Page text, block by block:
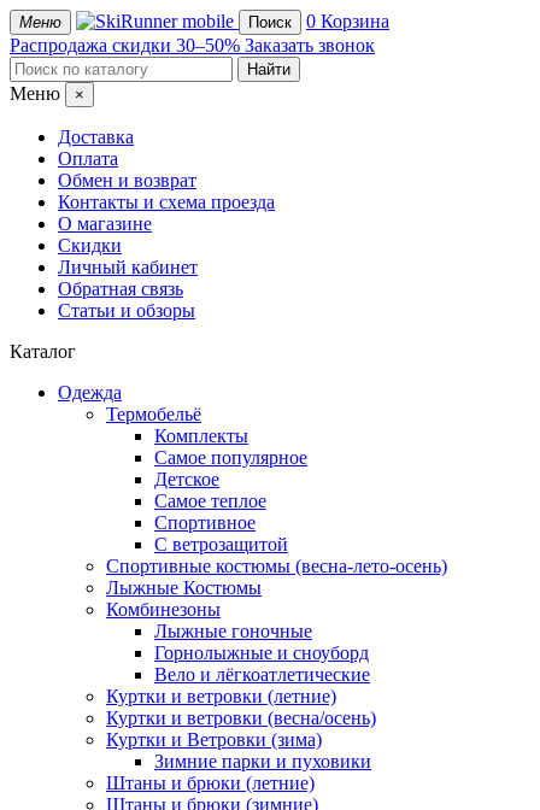
Меню mobile Поиск 0 Корзина
Распродажа скидки 30–50% Заказать звонок
Меню ×
Доставка
Оплата
Обмен и возврат
Контакты и схема проезда
О магазине
Скидки
Личный кабинет
Обратная связь
Статьи и обзоры
Каталог
Одежда
Термобельё
Комплекты
Самое популярное
Детское
Самое теплое
Спортивное
С ветрозащитой
Спортивные костюмы (весна-лето-осень)
Лыжные Костюмы
Комбинезоны
Лыжные гоночные
Горнолыжные и сноуборд
Вело и лёгкоатлетические
Куртки и ветровки (летние)
Куртки и ветровки (весна/осень)
Куртки и Ветровки (зима)
Зимние парки и пуховики
Штаны и брюки (летние)
Штаны и брюки (зимние)